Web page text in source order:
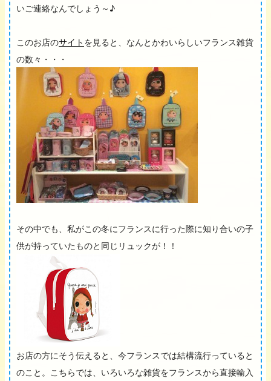
いご連絡なんでしょう～♪
このお店のサイト を見ると、なんとかわいらしいフランス雑貨
の数々・・・
その中でも、私がこの冬にフランスに行った際に知り合いの子
供が持っていたものと同じリュックが！！
お店の方にそう伝えると、今フランスでは結構流行っていると
のこと。こちらでは、いろいろな雑貨をフランスから直接輸入